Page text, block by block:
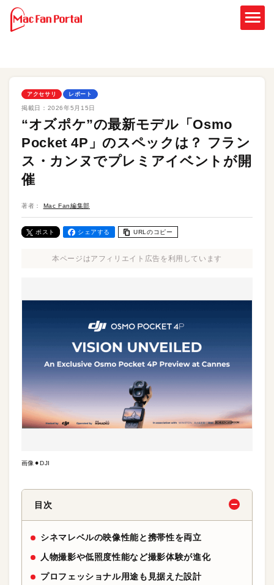
アクセサリ レポート
掲載日： 2026年5月15日
“オズポケ”の最新モデル「Osmo
Pocket 4P」のスペックは？ フラン
ス・カンヌでプレミアイベントが開
催
著者： Mac Fan編集部
ポスト シェアする URLのコピー
本ページはアフィリエイト広告を利用しています
画像⚫︎DJI
目次
シネマレベルの映像性能と携帯性を両立
人物撮影や低照度性能など撮影体験が進化
プロフェッショナル用途も見据えた設計